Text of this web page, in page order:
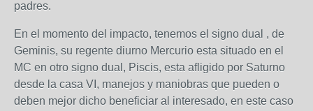
padres.
En el momento del impacto, tenemos el signo dual , de
Geminis, su regente diurno Mercurio esta situado en el
MC en otro signo dual, Piscis, esta afligido por Saturno
desde la casa VI, manejos y maniobras que pueden o
deben mejor dicho beneficiar al interesado, en este caso